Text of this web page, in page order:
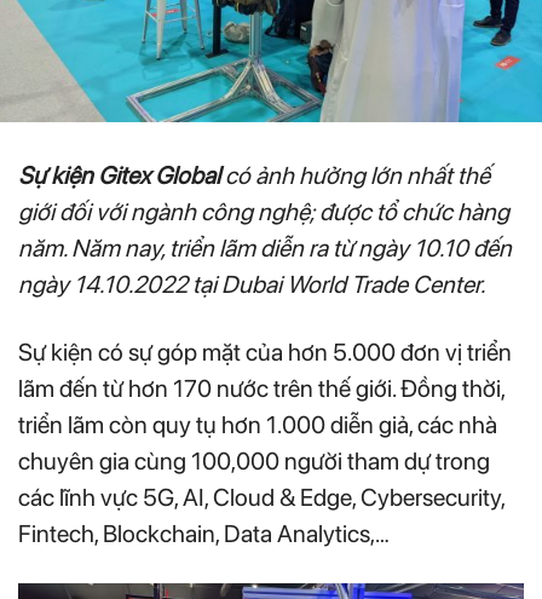
Sự kiện Gitex Globalcó ảnh hưởng lớn nhất thế
giới đối với ngành công nghệ; được tổ chức hàng
năm. Năm nay, triển lãm diễn ra từ ngày 10.10 đến
ngày 14.10.2022 tại Dubai World Trade Center.
Sự kiện có sự góp mặt của hơn 5.000 đơn vị triển
lãm đến từ hơn 170 nước trên thế giới. Đồng thời,
triển lãm còn quy tụ hơn 1.000 diễn giả, các nhà
chuyên gia cùng 100,000 người tham dự trong
các lĩnh vực 5G, AI, Cloud & Edge, Cybersecurity,
Fintech, Blockchain, Data Analytics,…